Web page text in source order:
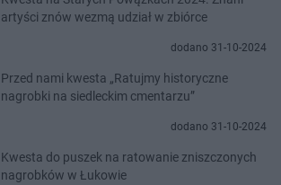
artyści znów wezmą udział w zbiórce
dodano 31-10-2024
Przed nami kwesta „Ratujmy historyczne
nagrobki na siedleckim cmentarzu”
dodano 31-10-2024
Kwesta do puszek na ratowanie zniszczonych
nagrobków w Łukowie